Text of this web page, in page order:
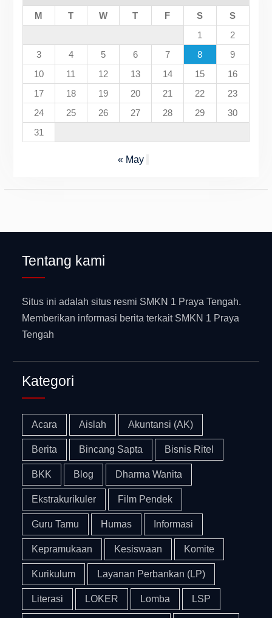
M T W T F S
S
1
2
3
4 5 6 7 8
9
10
11 12 13 14 15
16
17
18 19 20 21 22
23
24
25 26 27 28 29
30
31
« May
Tentang kami
Situs ini adalah situs resmi SMKN 1 Praya Tengah.
Memberikan informasi berita terkait SMKN 1 Praya
Tengah
Kategori
Acara Aislah Akuntansi (AK)
Berita Bincang Sapta Bisnis Ritel
BKK Blog Dharma Wanita
Ekstrakurikuler Film Pendek
Guru Tamu Humas Informasi
Kepramukaan Kesiswaan Komite
Kurikulum Layanan Perbankan (LP)
Literasi LOKER Lomba LSP